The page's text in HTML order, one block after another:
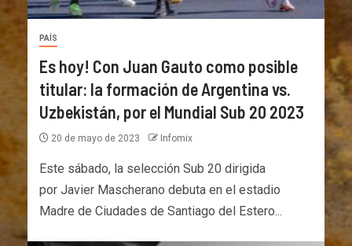
PAÍS
Es hoy! Con Juan Gauto como posible
titular: la formación de Argentina vs.
Uzbekistán, por el Mundial Sub 20 2023
20 de mayo de 2023 Infomix
Este sábado, la selección Sub 20 dirigida
por Javier Mascherano debuta en el estadio
Madre de Ciudades de Santiago del Estero...